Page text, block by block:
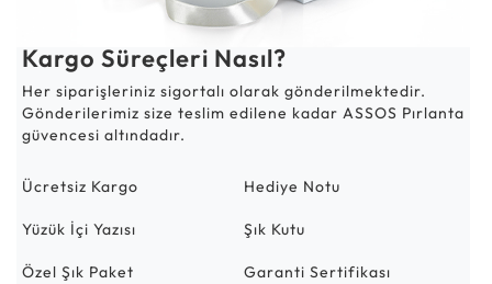
Kargo Süreçleri Nasıl?
Her siparişleriniz sigortalı olarak gönderilmektedir.
Gönderilerimiz size teslim edilene kadar ASSOS Pırlanta
güvencesi altındadır.
Ücretsiz Kargo Hediye Notu
Yüzük İçi Yazısı Şık Kutu
Özel Şık Paket Garanti Sertifikası